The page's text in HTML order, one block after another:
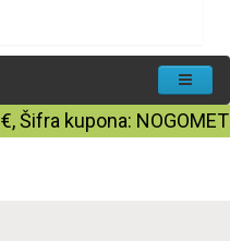
€, Šifra kupona: NOGOMET